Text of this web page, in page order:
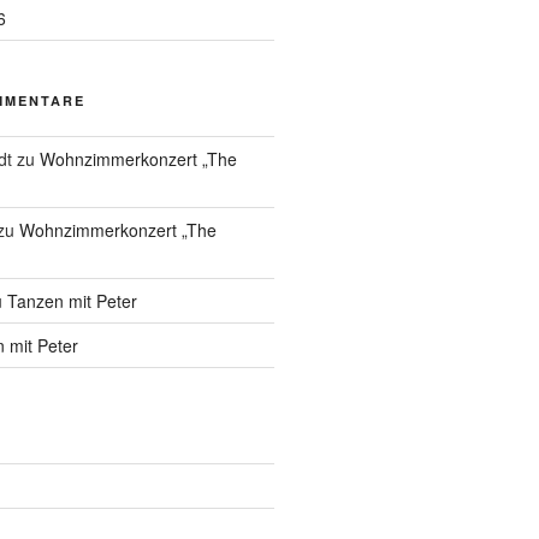
zu Wohnzimmerkonzert „The
Wohnzimmerkonzert „The
Tanzen mit Peter
mit Peter